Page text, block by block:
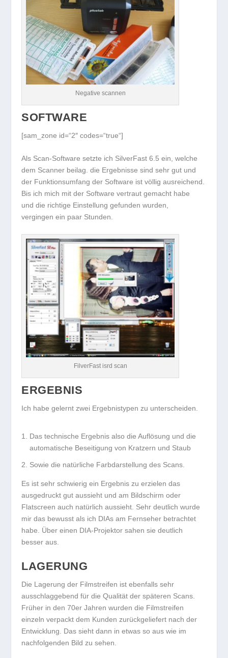
Negative scannen
SOFTWARE
[sam_zone id=“2″ codes=“true“]
Als Scan-Software setzte ich SilverFast 6.5 ein, welche
dem Scanner beilag. die Ergebnisse sind sehr gut und
der Funktionsumfang der Software ist völlig ausreichend.
Bis ich mich mit der Software vertraut gemacht habe
und die richtige Einstellung gefunden wurden,
vergingen ein paar Stunden.
FilverFast isrd scan
ERGEBNIS
Ich habe gelernt zwei Ergebnistypen zu unterscheiden.
Das technische Ergebnis also die Auflösung und die
automatische Beseitigung von Kratzern und Staub
Sowie die natürliche Farbdarstellung des Scans.
Es ist sehr schwierig ein Ergebnis zu erzielen das
ausgedruckt gut aussieht und am Bildschirm oder
Flatscreen auch natürlich aussieht. Sehr deutlich wurde
mir das bewusst als ich DIAs am Fernseher betrachtet
habe. Über einen DIA-Projektor sahen sie deutlich
besser aus.
LAGERUNG
Die Lagerung der Filmstreifen ist ebenfalls sehr
ausschlaggebend für die Qualität der späteren Scans.
Früher in den 70er Jahren wurden die Filmstreifen
einzeln verpackt dem Kunden zurückgeliefert nach der
Entwicklung. Das sieht dann in etwas so aus wie im
nachfolgenden Bild zu sehen.